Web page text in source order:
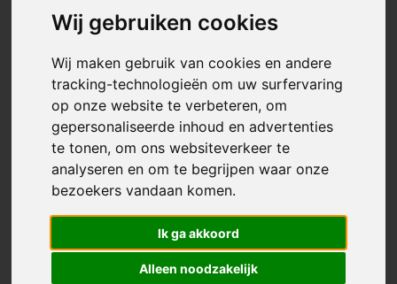
Wij gebruiken cookies
Wij maken gebruik van cookies en andere
tracking-technologieën om uw surfervaring
op onze website te verbeteren, om
gepersonaliseerde inhoud en advertenties
te tonen, om ons websiteverkeer te
analyseren en om te begrijpen waar onze
bezoekers vandaan komen.
Ik ga akkoord
Alleen noodzakelijk
Wheanote A5 Notitieboek –
stijlvol noteren in compact
formaat
Artikelnummer:319416